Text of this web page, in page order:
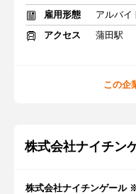
雇用形態
アルバイ
アクセス
蒲田駅
この企
株式会社ナイチ
株式会社ナイチンゲール